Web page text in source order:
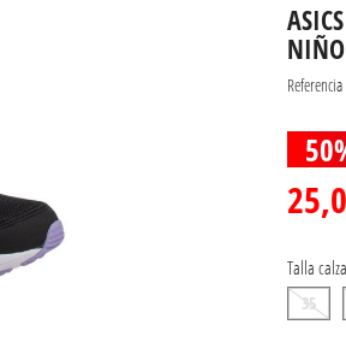
NIÑO
Referencia
Talla
35